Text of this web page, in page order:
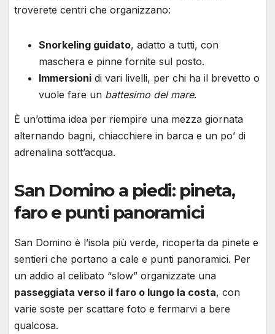
troverete centri che organizzano:
Snorkeling guidato, adatto a tutti, con
maschera e pinne fornite sul posto.
Immersioni di vari livelli, per chi ha il brevetto o
vuole fare un battesimo del mare.
È un’ottima idea per riempire una mezza giornata
alternando bagni, chiacchiere in barca e un po’ di
adrenalina sott’acqua.
San Domino a piedi: pineta,
faro e punti panoramici
San Domino è l’isola più verde, ricoperta da pinete e
sentieri che portano a cale e punti panoramici. Per
un addio al celibato “slow” organizzate una
passeggiata verso il faro o lungo la costa, con
varie soste per scattare foto e fermarvi a bere
qualcosa.